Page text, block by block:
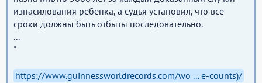
изнасилования ребенка, а судья установил, что все
сроки должны быть отбыты последовательно.
...
"
https://www.guinnessworldrecords.com/wo ... e-counts)/